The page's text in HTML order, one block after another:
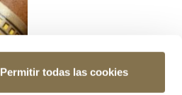
Permitir todas las cookies